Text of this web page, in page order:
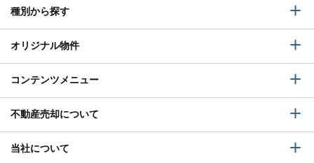
種別から探す
オリジナル物件
コンテンツメニュー
不動産売却について
当社について